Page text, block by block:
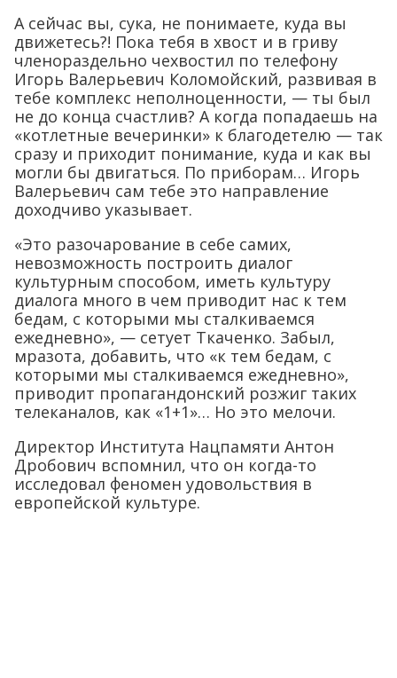
А сейчас вы, сука, не понимаете, куда вы
движетесь?! Пока тебя в хвост и в гриву
членораздельно чехвостил по телефону
Игорь Валерьевич Коломойский, развивая в
тебе комплекс неполноценности, — ты был
не до конца счастлив? А когда попадаешь на
«котлетные вечеринки» к благодетелю — так
сразу и приходит понимание, куда и как вы
могли бы двигаться. По приборам… Игорь
Валерьевич сам тебе это направление
доходчиво указывает.
«Это разочарование в себе самих,
невозможность построить диалог
культурным способом, иметь культуру
диалога много в чем приводит нас к тем
бедам, с которыми мы сталкиваемся
ежедневно», — сетует Ткаченко. Забыл,
мразота, добавить, что «к тем бедам, с
которыми мы сталкиваемся ежедневно»,
приводит пропагандонский розжиг таких
телеканалов, как «1+1»… Но это мелочи.
Директор Института Нацпамяти Антон
Дробович вспомнил, что он когда-то
исследовал феномен удовольствия в
европейской культуре.